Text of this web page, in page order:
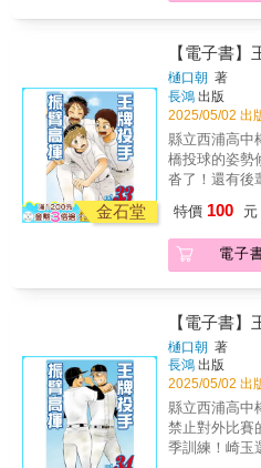
只有跳舞了
第一次舞蹈比
舞者團團圍住
糕的是花木還
獲得個人獎的
被其他參賽學
木能否發揮和
大賽篇，開幕
金石堂
【電子書】
樋口朝 著
長鴻 出版
2025/05/02 出
縣立西浦高中
橋投球的姿勢
沓了！還有後
做！下一季已
特價 100 元
電子
【電子書】
樋口朝 著
長鴻 出版
2025/05/02 出
縣立西浦高中
禁止對外比賽
季訓練！崎玉